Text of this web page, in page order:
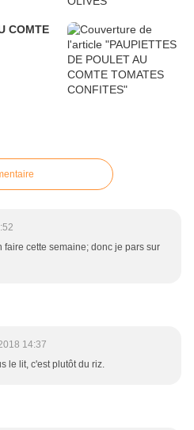
COMTE
faire cette semaine; donc je pars sur
14:37
le lit, c'est plutôt du riz.